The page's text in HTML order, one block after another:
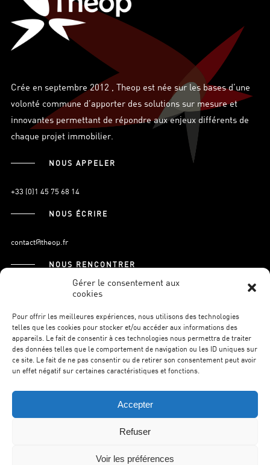
Gérer le consentement aux
cookies
Pour offrir les meilleures expériences, nous utilisons des technologies
telles que les cookies pour stocker et/ou accéder aux informations des
appareils. Le fait de consentir à ces technologies nous permettra de traiter
des données telles que le comportement de navigation ou les ID uniques sur
ce site. Le fait de ne pas consentir ou de retirer son consentement peut avoir
un effet négatif sur certaines caractéristiques et fonctions.
Accepter
Refuser
Voir les préférences
Crée en septembre 2012 , Theop est née sur les bases d’une
volonté commune d’apporter des solutions sur mesure et
innovantes permettant de répondre aux enjeux différents de
chaque projet immobilier.
NOUS APPELER
+33 (0)1 45 75 68 14
NOUS ÉCRIRE
contact@theop.fr
NOUS RENCONTRER
21, Boulevard Pasteur
S’INSCRIRE À LA NEWSLETTER